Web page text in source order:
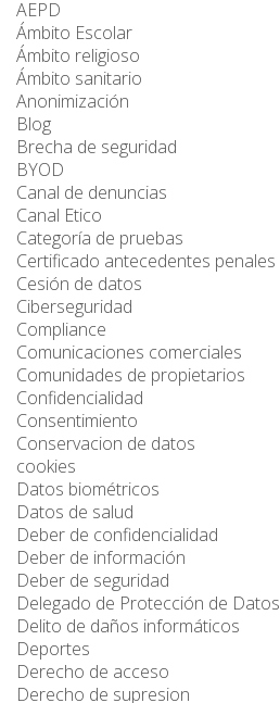
AEPD
Ámbito Escolar
Ámbito religioso
Ámbito sanitario
Anonimización
Blog
Brecha de seguridad
BYOD
Canal de denuncias
Canal Etico
Categoría de pruebas
Certificado antecedentes penales
Cesión de datos
Ciberseguridad
Compliance
Comunicaciones comerciales
Comunidades de propietarios
Confidencialidad
Consentimiento
Conservacion de datos
cookies
Datos biométricos
Datos de salud
Deber de confidencialidad
Deber de información
Deber de seguridad
Delegado de Protección de Datos
Delito de daños informáticos
Deportes
Derecho de acceso
Derecho de supresion